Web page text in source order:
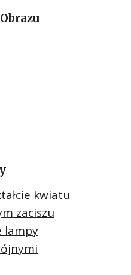
kwiatu
zaciszu
lampy